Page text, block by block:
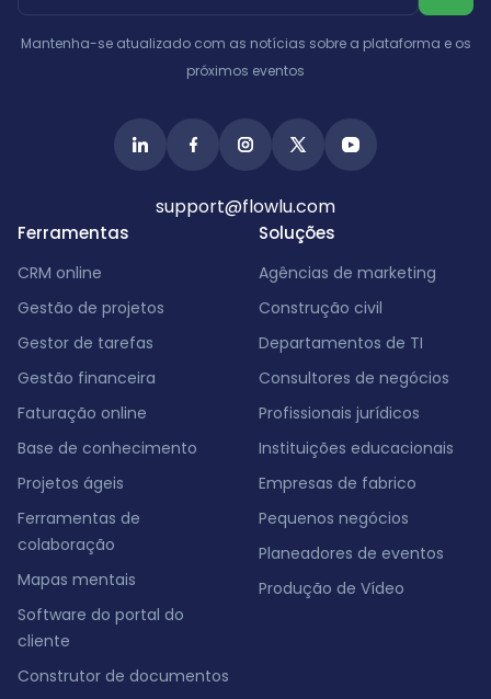
Ferramentas
CRM online
Gestão de projetos
Gestor de tarefas
Gestão financeira
Faturação online
Base de conhecimento
Projetos ágeis
Ferramentas de
colaboração
Mapas mentais
Software do portal do
cliente
Construtor de documentos
Soluções
Agências de marketing
Construção civil
Departamentos de TI
Consultores de negócios
Profissionais jurídicos
Instituições educacionais
Empresas de fabrico
Pequenos negócios
Planeadores de eventos
Produção de Vídeo
Mantenha-se atualizado com as notícias sobre a plataforma e os
próximos eventos
support@flowlu.com